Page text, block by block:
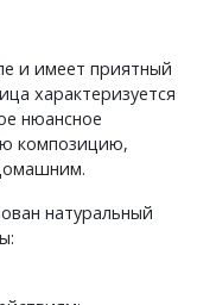
и имеет приятный
характеризуется
нюансное
композицию,
натуральный